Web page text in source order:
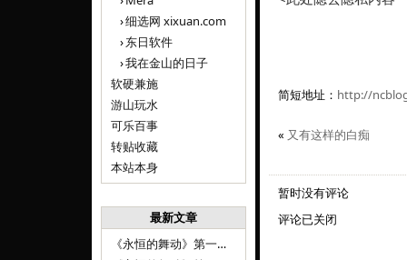
细选网 xixuan.com
东日软件
我在金山的日子
软硬兼施
游山玩水
可乐百事
转贴收藏
本站本身
最新文章
《永恒的舞动》第一百二十八章
简短地址： http://
« 又有这样的白痴
暂时没有评论
评论已关闭